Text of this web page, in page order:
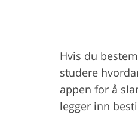
Hvis du
studere
appen for å
legger inn